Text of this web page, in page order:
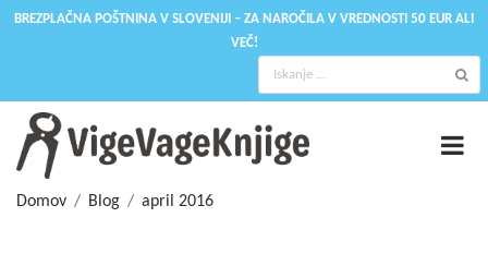
BREZPLAČNA POŠTNINA V SLOVENIJI – ZA NAROČILA V VREDNOSTI 50 EUR ALI
VEČ!
Domov Blog april 2016